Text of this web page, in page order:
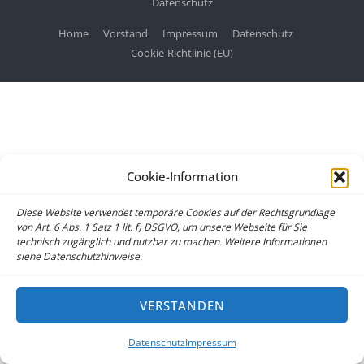
Cookie-Information
Diese Website verwendet temporäre Cookies auf der Rechtsgrundlage
von Art. 6 Abs. 1 Satz 1 lit. f) DSGVO, um unsere Webseite für Sie
technisch zugänglich und nutzbar zu machen. Weitere Informationen
siehe Datenschutzhinweise.
VERSTANDEN
DatenschutzImpressum
Home Vorstand Impressum
Datenschutz
Cookie-Richtlinie (EU)